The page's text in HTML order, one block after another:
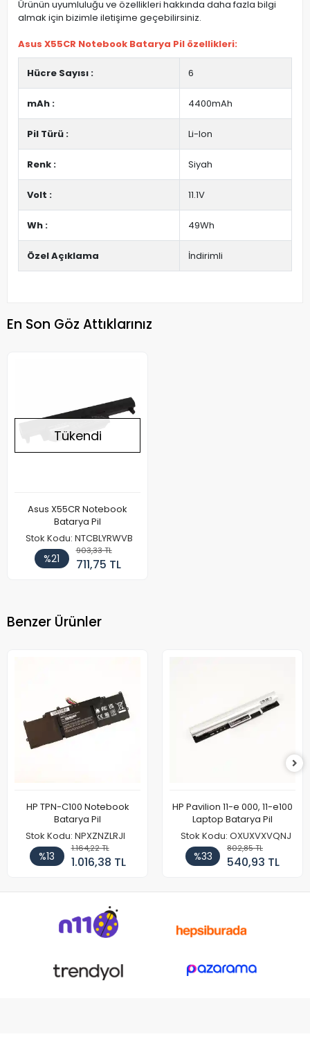
Ürünün uyumluluğu ve özellikleri hakkında daha fazla bilgi
almak için bizimle iletişime geçebilirsiniz.
Asus X55CR Notebook Batarya Pil özellikleri:
Hücre Sayısı : 6
mAh : 4400mAh
Pil Türü : Li-Ion
Renk : Siyah
Volt : 11.1V
Wh : 49Wh
Özel Açıklama İndirimli
En Son Göz Attıklarınız
Tükendi
Asus X55CR Notebook
Batarya Pil
Stok Kodu: NTCBLYRWVB
%21
903,33 TL
711,75 TL
Benzer Ürünler
HP TPN-C100 Notebook
Batarya Pil
Stok Kodu: NPXZNZLRJI
%13
1.164,22 TL
1.016,38 TL
HP Pavilion 11-e 000, 11-e100
Laptop Batarya Pil
Stok Kodu: OXUXVXVQNJ
%33
802,85 TL
540,93 TL